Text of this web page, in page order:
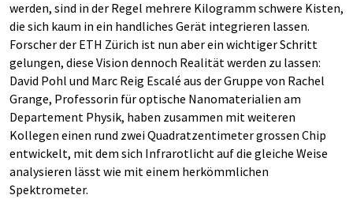
werden, sind in der Regel mehrere Kilogramm schwere Kisten,
die sich kaum in ein handliches Gerät integrieren lassen.
Forscher der ETH Zürich ist nun aber ein wichtiger Schritt
gelungen, diese Vision dennoch Realität werden zu lassen:
David Pohl und Marc Reig Escalé aus der Gruppe von Rachel
Grange, Professorin für optische Nanomaterialien am
Departement Physik, haben zusammen mit weiteren
Kollegen einen rund zwei Quadratzentimeter grossen Chip
entwickelt, mit dem sich Infrarotlicht auf die gleiche Weise
analysieren lässt wie mit einem herkömmlichen
Spektrometer.